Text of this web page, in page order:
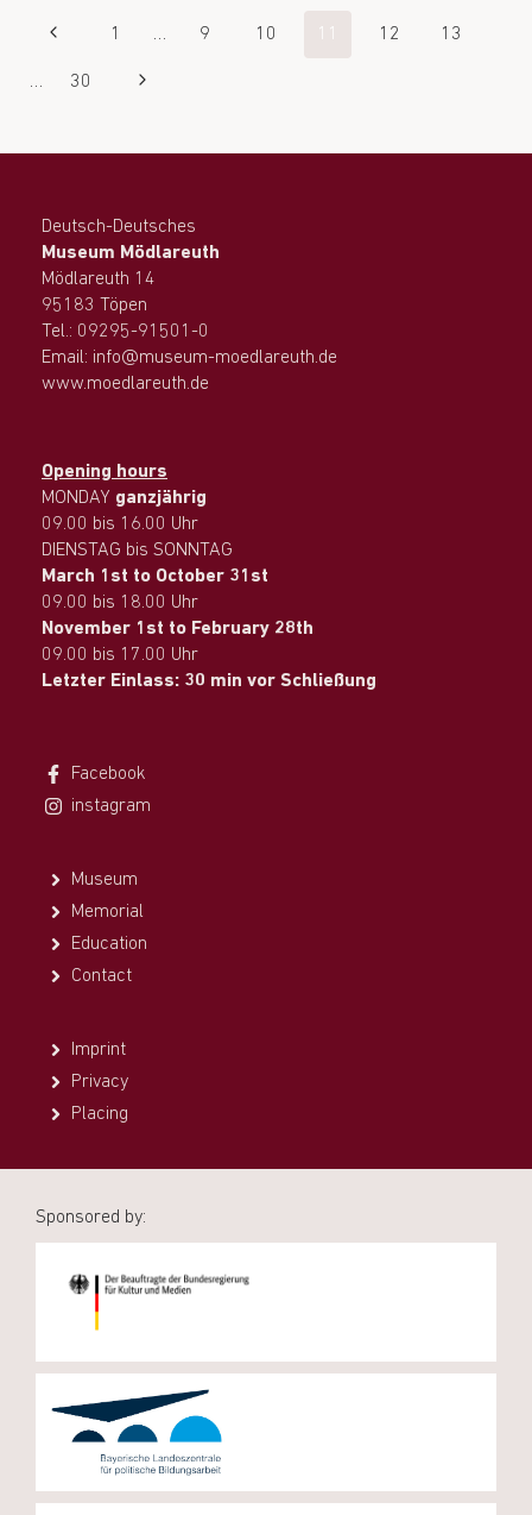
1 … 9 10 12 13
… 30
Deutsch-Deutsches
Museum Mödlareuth
Mödlareuth 14
95183 Töpen
Tel.: 09295-91501-0
Email: info@museum-moedlareuth.de
www.moedlareuth.de
Opening hours
MONDAY ganzjährig
09.00 bis 16.00 Uhr
DIENSTAG bis SONNTAG
March 1st to October 31st
09.00 bis 18.00 Uhr
November 1st to February 28th
09.00 bis 17.00 Uhr
Letzter Einlass: 30 min vor Schließung
Facebook
instagram
Museum
Memorial
Education
Contact
Imprint
Privacy
Placing
Sponsored by: